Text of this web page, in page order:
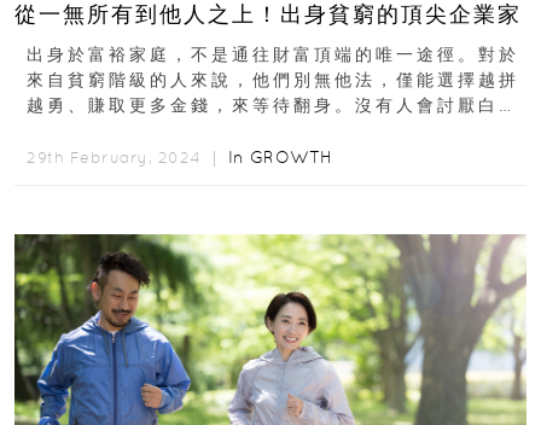
從一無所有到他人之上！出身貧窮的頂尖企業家
出身於富裕家庭，不是通往財富頂端的唯一途徑。對於
來自貧窮階級的人來說，他們別無他法，僅能選擇越拼
越勇、賺取更多金錢，來等待翻身。沒有人會討厭白手
作...
29th February, 2024 ｜ In GROWTH